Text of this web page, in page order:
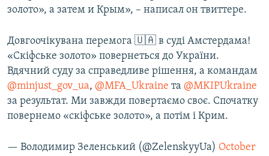
золото», а затем и Крым», – написал он твиттере.
Довгоочікувана перемога 🇺🇦 в суді Амстердама!
«Скіфське золото» повернеться до України.
Вдячний суду за справедливе рішення, а командам
@minjust_gov_ua, @MFA_Ukraine та @MKIPUkraine
за результат. Ми завжди повертаємо своє. Спочатку
повернемо «скіфське золото», а потім і Крим.
— Володимир Зеленський (@ZelenskyyUa) October